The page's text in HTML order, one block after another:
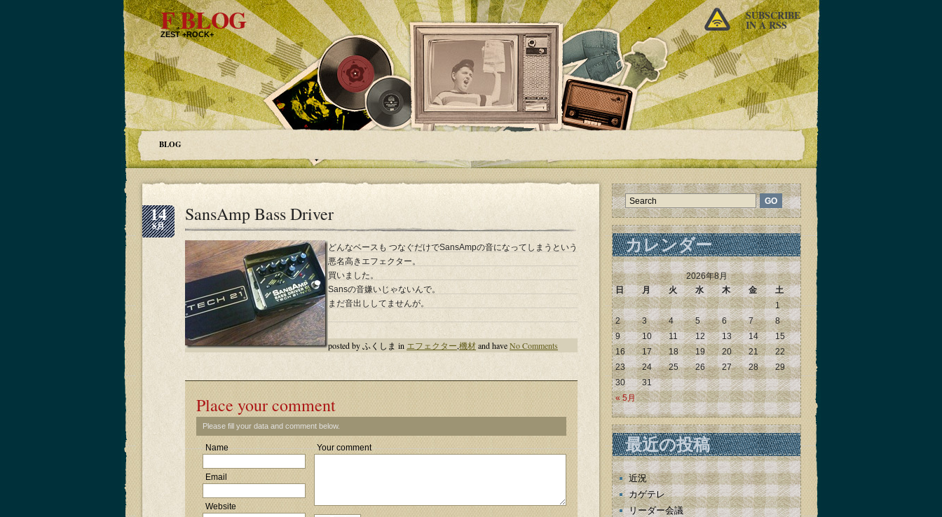
F BLOG
ZEST +ROCK+
SUBSCRIBE
IN A RSS
BLOG
14
8月
SansAmp Bass Driver
どんなベースも つなぐだけでSansAmpの音になってしまうという
悪名高きエフェクター。
買いました。
Sansの音嫌いじゃないんで。
まだ音出ししてませんが。
posted by ふくしま in エフェクター,機材and haveNo Comments
Place your comment
Please fill your data and comment below.
Name
Email
Website
Your comment
カレンダー
2026年8月
日
月 火 水 木 金 土
« 5月
1
2
3 4 5 6 7
8
9
10 11 12 13 14
15
16
17 18 19 20 21
22
23
24 25 26 27 28
29
30
31
最近の投稿
近況
カゲテレ
リーダー会議